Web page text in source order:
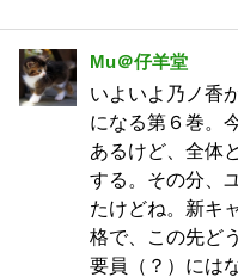
Mu＠仔羊堂
いよいよ乃ノ香
になる第６巻。
あるけど、全体
する。その分、
たけどね。新キ
格で、この先ど
要員（？）には